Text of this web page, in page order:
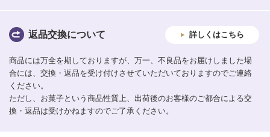
返品交換について 詳しくはこちら
商品には万全を期しておりますが、万一、不良品をお届けしました場
合には、交換・返品を受け付けさせていただいておりますのでご連絡
ください。
ただし、お菓子という商品性質上、出荷後のお客様のご都合による交
換・返品は受けかねますのでご了承ください。